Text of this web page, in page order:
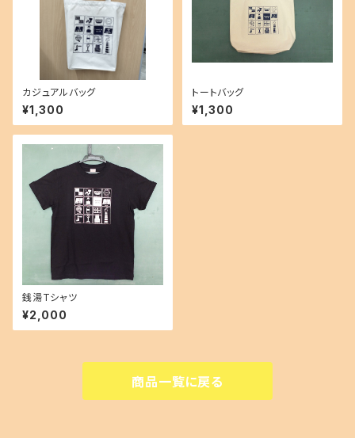
カジュアルバッグ
¥1,300
トートバッグ
¥1,300
銭湯Tシャツ
¥2,000
商品一覧に戻る